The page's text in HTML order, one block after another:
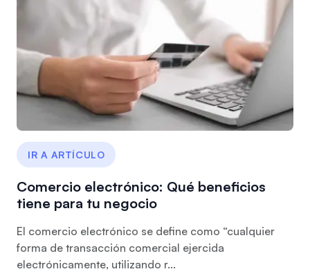
IR A ARTÍCULO
Comercio electrónico: Qué beneficios
tiene para tu negocio
El comercio electrónico se define como “cualquier
forma de transacción comercial ejercida
electrónicamente, utilizando r...